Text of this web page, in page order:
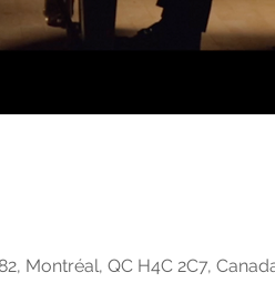
Montréal, QC H4C 2C7,